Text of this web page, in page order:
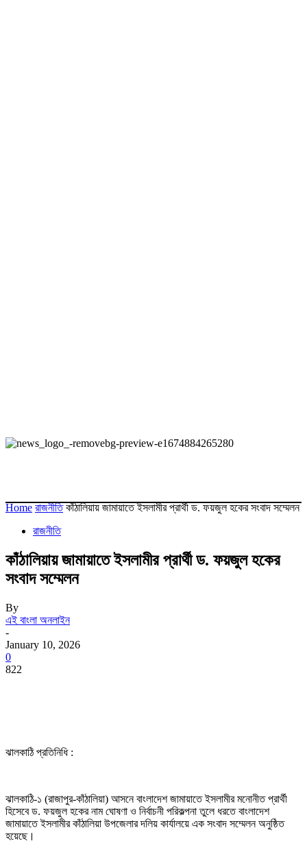
Home রাজনীতি কাঁঠালিয়ায় জামায়াতে ইসলামীর প্রার্থী ড. ফয়জুল হকের সংবাদ সম্মেলন
রাজনীতি
কাঁঠালিয়ায় জামায়াতে ইসলামীর প্রার্থী ড. ফয়জুল হকের
সংবাদ সম্মেলন
By
এই বাংলা অনলাইন
-
January 10, 2026
0
822
ঝালকাঠি প্রতিনিধি :
​ঝালকাঠি-১ (রাজাপুর-কাঁঠালিয়া) আসনে বাংলাদেশ জামায়াতে ইসলামীর মনোনীত প্রার্থী
হিসেবে ড. ফয়জুল হকের নাম ঘোষণা ও নির্বাচনী পরিকল্পনা তুলে ধরতে বাংলাদেশ
জামায়াতে ইসলামীর কাঁঠালিয়া উপজেলার দলিয় কার্যালয়ে এক সংবাদ সম্মেলন অনুষ্ঠিত
হয়েছে।